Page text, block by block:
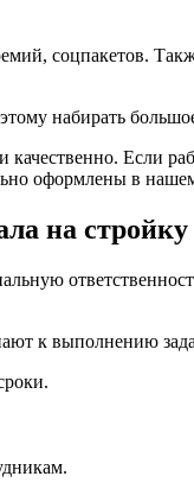
соцпакетов.
набирать
качественно. Если
оформлены в
на стройку
к выполнению